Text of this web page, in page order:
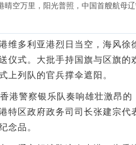
晴空万里，阳光普照，中国首艘航母
多利亚港烈日当空，海风徐
仪式。大批手持国旗与区旗的
上列队的官兵撑伞遮阳。
警察银乐队奏响雄壮激昂的
特区政府政务司司长张建宗代
念品。